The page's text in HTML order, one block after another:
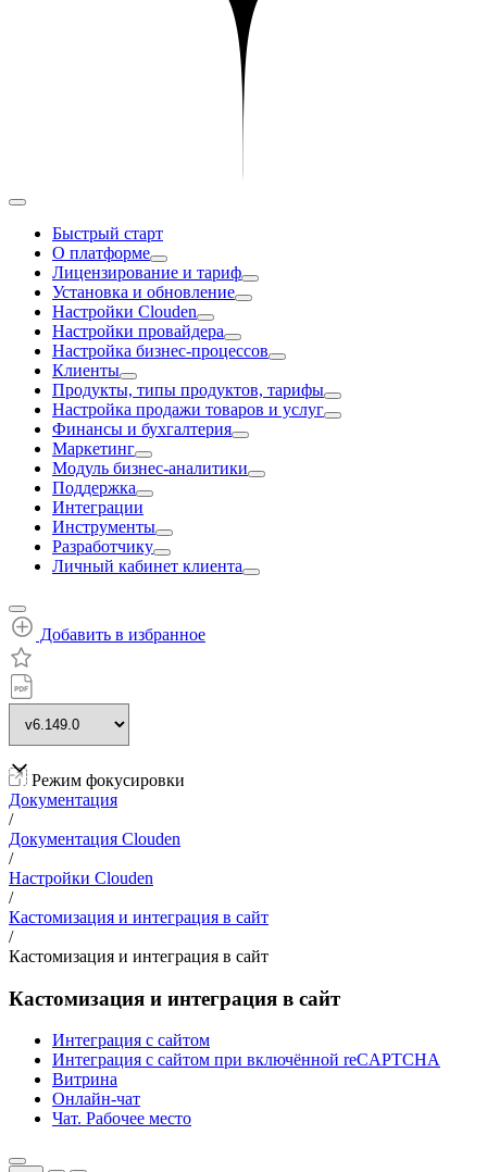
Быстрый старт
О платформе
Лицензирование и тариф
Установка и обновление
Настройки Clouden
Настройки провайдера
Настройка бизнес-процессов
Клиенты
Продукты, типы продуктов, тарифы
Настройка продажи товаров и услуг
Финансы и бухгалтерия
Маркетинг
Модуль бизнес-аналитики
Поддержка
Интеграции
Инструменты
Разработчику
Личный кабинет клиента
Добавить в избранное
Режим фокусировки
Документация
/
Документация Clouden
/
Настройки Clouden
/
Кастомизация и интеграция в сайт
/
Кастомизация и интеграция в сайт
Кастомизация и интеграция в сайт
Интеграция с сайтом
Интеграция с сайтом при включённой reCAPTCHA
Витрина
Онлайн-чат
Чат. Рабочее место